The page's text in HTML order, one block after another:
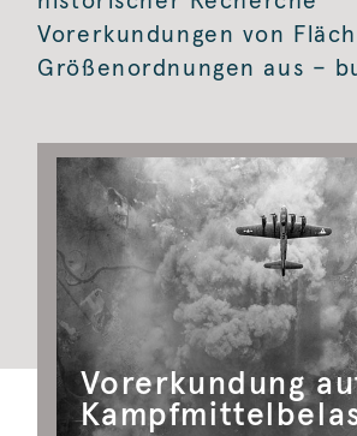
Vorerkundungen von
Größenordnungen aus –
Vorerkundung